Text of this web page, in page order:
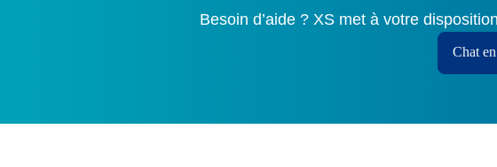
Besoin d’aide ? XS met à votre
Chat